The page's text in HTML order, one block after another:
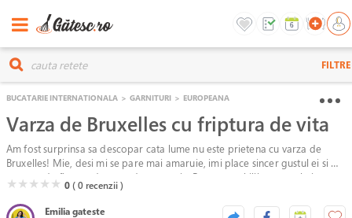
FILTRE
BUCATARIE INTERNATIONALA > GARNITURI > EUROPEANA
Varza de Bruxelles cu friptura de vita
Am fost surprinsa sa descopar cata lume nu este prietena cu varza de
Bruxelles! Mie, desi mi se pare mai amaruie, imi place sincer gustul ei si o
cumpar de fiecare data cand am ocazia. Pentru a echilibra gustul ei, am
adaugat deasupra crema de otet balsamic, care este dulceag.
( )
★( )
★( )
★( )
★( )
★ 0( 0 recenzii )
Emilia gateste